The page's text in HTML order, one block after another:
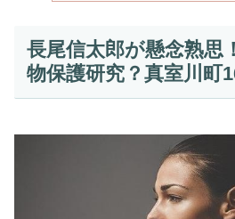
長尾信太郎が懸念熟思
物保護研究？真室川町